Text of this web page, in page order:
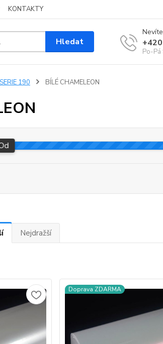
KONTAKTY
Hledat
Po-
SERIE 190 BÍLÉ CHAMELEON
Nejdražší
Doprava ZDARMA